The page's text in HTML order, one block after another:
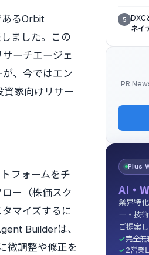
るOrbit
ました。この
ーチエージェ
、今ではエン
資家向けリサー
フォームをチ
ー（株価スク
マイズするに
Builderは、
微調整や修正を
2026
表
5 DXC
ネイ
PR
Plus
AI・
業界特
ー・技
ご提案し
完全無
2営業